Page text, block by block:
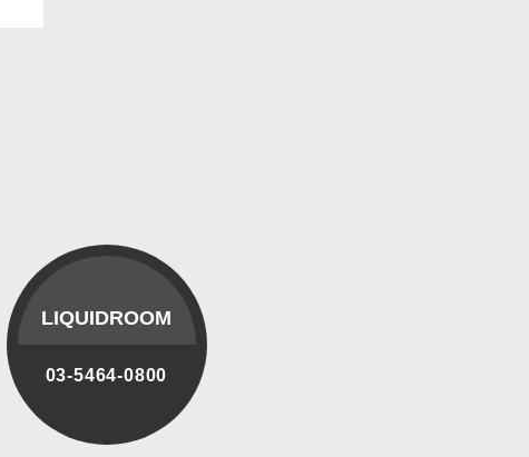
LIQUIDROOM
03-5464-0800